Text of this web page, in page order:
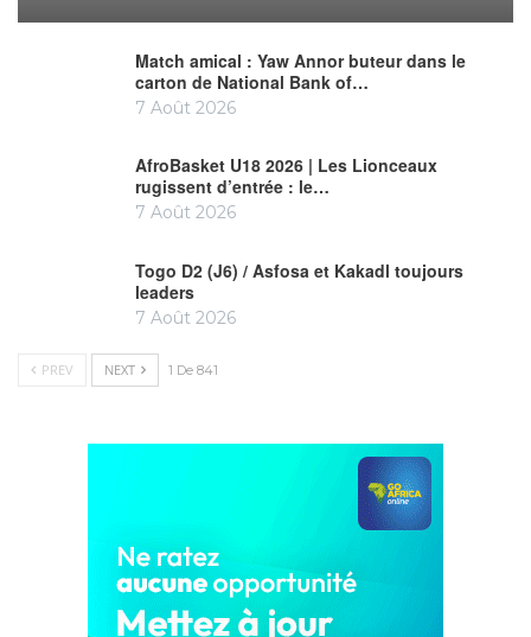
Match amical : Yaw Annor buteur dans le
carton de National Bank of…
7 Août 2026
AfroBasket U18 2026 | Les Lionceaux
rugissent d’entrée : le…
7 Août 2026
Togo D2 (J6) / Asfosa et Kakadl toujours
leaders
7 Août 2026
PREV NEXT 1 De 841